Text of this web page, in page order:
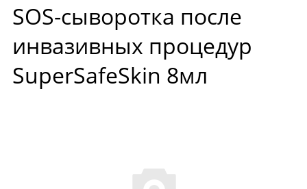
SOS-сыворотка после
инвазивных процедур
SuperSafeSkin 8мл